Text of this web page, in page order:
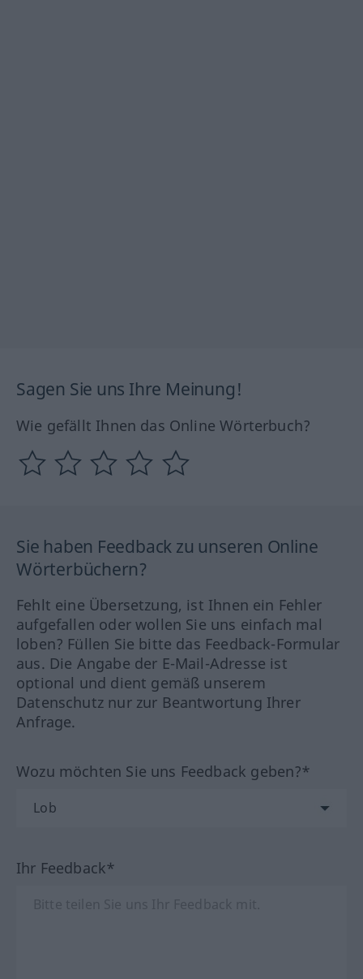
Sagen Sie uns Ihre Meinung!
Wie gefällt Ihnen das Online Wörterbuch?
Sie haben Feedback zu unseren Online
Wörterbüchern?
Fehlt eine Übersetzung, ist Ihnen ein Fehler
aufgefallen oder wollen Sie uns einfach mal
loben? Füllen Sie bitte das Feedback-Formular
aus. Die Angabe der E-Mail-Adresse ist
optional und dient gemäß unserem
Datenschutz nur zur Beantwortung Ihrer
Anfrage.
Wozu möchten Sie uns Feedback geben?*
Ihr Feedback*